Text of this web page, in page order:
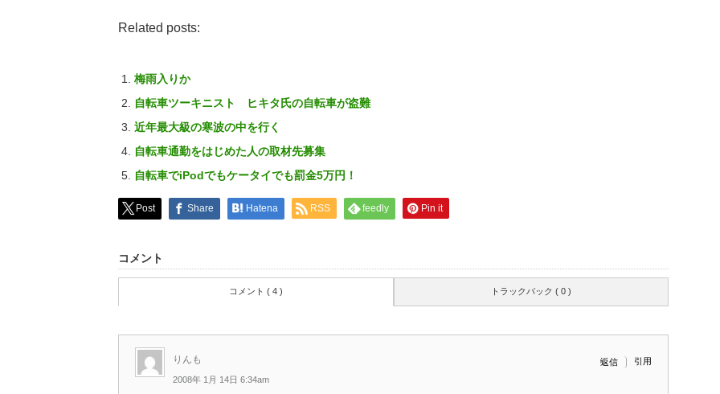
Related posts:
梅雨入りか
自転車ツーキニスト ヒキタ氏の自転車が盗難
近年最大級の寒波の中を行く
自転車通勤をはじめた人の取材先募集
自転車でiPodでもケータイでも罰金5万円！
Post Share Hatena RSS feedly Pin it
コメント
コメント ( 4 ) トラックバック ( 0 )
りんも
2008年 1月 14日 6:34am
返信 引用